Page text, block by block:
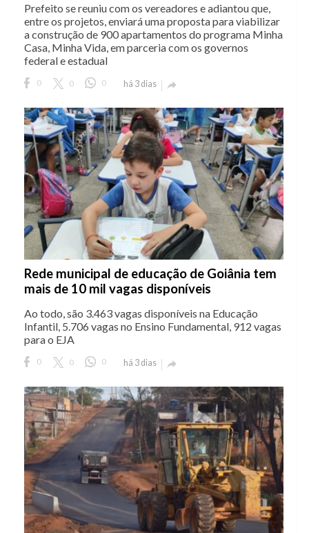
Prefeito se reuniu com os vereadores e adiantou que,
entre os projetos, enviará uma proposta para viabilizar
a construção de 900 apartamentos do programa Minha
Casa, Minha Vida, em parceria com os governos
federal e estadual
0 0 0 há 3 dias 
Rede municipal de educação de Goiânia tem
mais de 10 mil vagas disponíveis
Ao todo, são 3.463 vagas disponíveis na Educação
Infantil, 5.706 vagas no Ensino Fundamental, 912 vagas
para o EJA
0 0 0 há 3 dias 